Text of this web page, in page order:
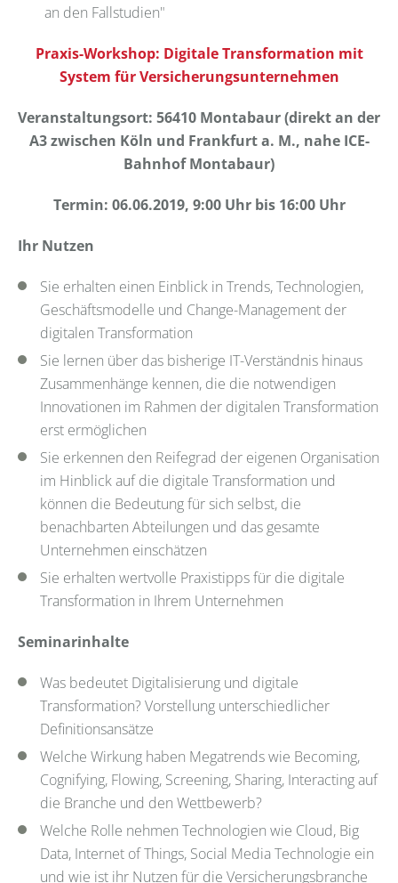
an den Fallstudien"
Praxis-Workshop: Digitale Transformation mit
System für Versicherungsunternehmen
Veranstaltungsort: 56410 Montabaur (direkt an der
A3 zwischen Köln und Frankfurt a. M., nahe ICE-
Bahnhof Montabaur)
Termin: 06.06.2019, 9:00 Uhr bis 16:00 Uhr
Ihr Nutzen
Sie erhalten einen Einblick in Trends, Technologien,
Geschäftsmodelle und Change-Management der
digitalen Transformation
Sie lernen über das bisherige IT-Verständnis hinaus
Zusammenhänge kennen, die die notwendigen
Innovationen im Rahmen der digitalen Transformation
erst ermöglichen
Sie erkennen den Reifegrad der eigenen Organisation
im Hinblick auf die digitale Transformation und
können die Bedeutung für sich selbst, die
benachbarten Abteilungen und das gesamte
Unternehmen einschätzen
Sie erhalten wertvolle Praxistipps für die digitale
Transformation in Ihrem Unternehmen
Seminarinhalte
Was bedeutet Digitalisierung und digitale
Transformation? Vorstellung unterschiedlicher
Definitionsansätze
Welche Wirkung haben Megatrends wie Becoming,
Cognifying, Flowing, Screening, Sharing, Interacting auf
die Branche und den Wettbewerb?
Welche Rolle nehmen Technologien wie Cloud, Big
Data, Internet of Things, Social Media Technologie ein
und wie ist ihr Nutzen für die Versicherungsbranche